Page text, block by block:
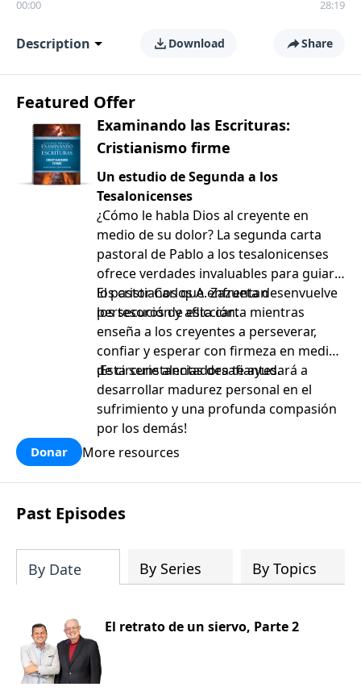
00:00 28:19
Description Download Share
Featured Offer
Examinando las Escrituras:
Cristianismo firme
Un estudio de Segunda a los
Tesalonicenses
¿Cómo le habla Dios al creyente en
medio de su dolor? La segunda carta
pastoral de Pablo a los tesalonicenses
ofrece verdades invaluables para guiar a
los cristianos que enfrentan
persecución y aflicción.
El pastor Carlos A. Zazueta desenvuelve
los tesoros de esta carta mientras
enseña a los creyentes a perseverar,
confiar y esperar con firmeza en medio
de circunstancias desafiantes.
¡Esta serie alentadora te ayudará a
desarrollar madurez personal en el
sufrimiento y una profunda compasión
por los demás!
Donar More resources
Past Episodes
By Date By Series By Topics
El retrato de un siervo, Parte 2